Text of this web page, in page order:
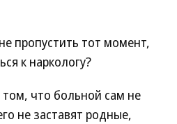
пропустить тот момент,
к наркологу?
том, что больной сам не
не заставят родные,